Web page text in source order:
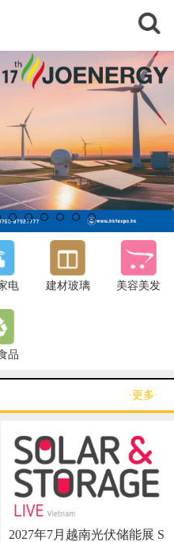
电 建材玻璃 美容美发
品
·更多·
2027年7月越南光伏储能展 S